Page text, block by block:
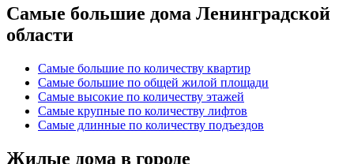
Самые большие дома Ленинградской
области
Самые большие по количеству квартир
Самые большие по общей жилой площади
Самые высокие по количеству этажей
Самые крупные по количеству лифтов
Самые длинные по количеству подъездов
Жилые дома в городе